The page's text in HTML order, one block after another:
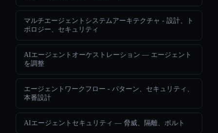
マルチエージェントシステムアーキテクチャ - 設計、ト
ポロジー、セキュリティ
AIエージェントオーケストレーション — エージェント
を調整
エージェントワークフロー - パターン、セキュリティ、
本番設計
AIエージェントセキュリティ — 脅威、隔離、ボルト